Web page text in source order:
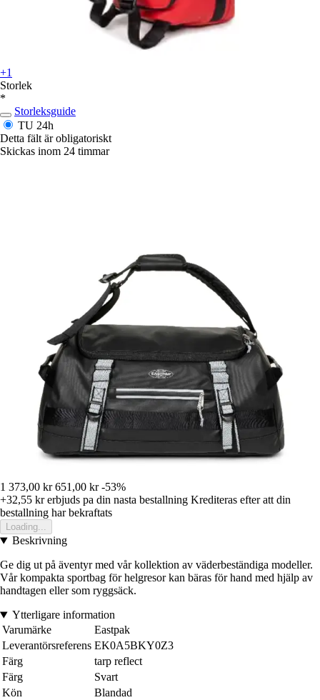
+1
Storlek
*
Storleksguide
TU 24h
Detta fält är obligatoriskt
Skickas inom 24 timmar
1 373,00 kr 651,00 kr -53%
+32,55 krerbjuds pa din nasta bestallning Krediteras efter att din
bestallning har bekraftats
Loading...
Beskrivning
Ge dig ut på äventyr med vår kollektion av väderbeständiga modeller.
Vår kompakta sportbag för helgresor kan bäras för hand med hjälp av
handtagen eller som ryggsäck.
Ytterligare information
Varumärke
Eastpak
Leverantörsreferens EK0A5BKY0Z3
Färg
tarp reflect
Färg
Svart
Kön
Blandad